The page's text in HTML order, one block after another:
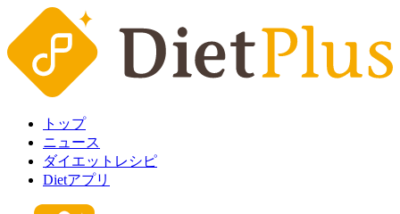
トップ
ニュース
ダイエットレシピ
Dietアプリ